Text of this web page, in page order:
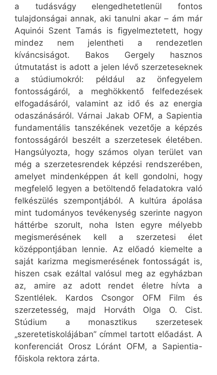
a tudásvágy elengedhetetlenül fontos
tulajdonságai annak, aki tanulni akar – ám már
Aquinói Szent Tamás is figyelmeztetett, hogy
mindez nem jelentheti a rendezetlen
kíváncsiságot. Bakos Gergely hasznos
útmutatást is adott a jelen lévő szerzeteseknek
a stúdiumokról: például az önfegyelem
fontosságáról, a meghökkentő felfedezések
elfogadásáról, valamint az idő és az energia
odaszánásáról. Várnai Jakab OFM, a Sapientia
fundamentális tanszékének vezetője a képzés
fontosságáról beszélt a szerzetesek életében.
Hangsúlyozta, hogy számos olyan terület van
még a szerzetesrendek képzési rendszerében,
amelyet mindenképpen át kell gondolni, hogy
megfelelő legyen a betöltendő feladatokra való
felkészülés szempontjából. A kultúra ápolása
mint tudományos tevékenység szerinte nagyon
háttérbe szorult, noha Isten egyre mélyebb
megismerésének kell a szerzetesi élet
középpontjában lennie. Az előadó kiemelte a
saját karizma megismerésének fontosságát is,
hiszen csak ezáltal valósul meg az egyházban
az, amire az adott rendet életre hívta a
Szentlélek. Kardos Csongor OFM Film és
szerzetesség, majd Horváth Olga O. Cist.
Stúdium a monasztikus szerzetesek
„szeretetiskolájában” címmel tartott előadást. A
konferenciát Orosz Lóránt OFM, a Sapientia-
főiskola rektora zárta.